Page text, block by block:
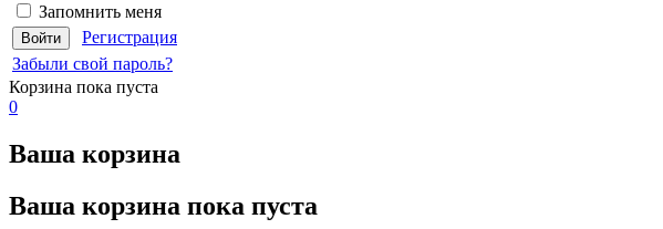
Запомнить меня
Регистрация
Забыли свой пароль?
Корзина пока пуста
0
Ваша корзина
Ваша корзина пока пуста